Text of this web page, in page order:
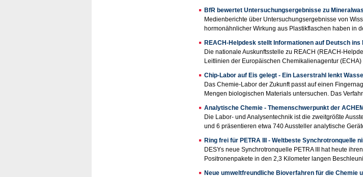
BfR bewertet Untersuchungsergebnisse zu
Medienberichte über Untersuchungsergebnisse von
hormonähnlicher Wirkung aus Plastikflaschen haben in
REACH-Helpdesk stellt Informationen auf Deutsch
Die nationale Auskunftsstelle zu REACH (REACH-
Leitlinien der Europäischen Chemikalienagentur (ECHA)
Chip-Labor auf Eis gelegt - Ein Laserstrahl lenkt
Das Chemie-Labor der Zukunft passt auf einen
Mengen biologischen Materials untersuchen. Das
Analytische Chemie - Themenschwerpunkt der
Die Labor- und Analysentechnik ist die zweitgrößte
und 6 präsentieren etwa 740 Aussteller analytische
Ring frei für PETRA III - Weltbeste Synchrotronquelle
DESYs neue Synchrotronquelle PETRA III hat heute
Positronenpakete in den 2,3 Kilometer langen
Neue umweltfreundliche Bioverfahren für die Chemie